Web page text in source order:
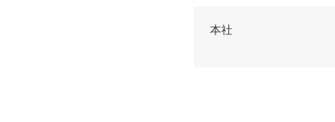
本社